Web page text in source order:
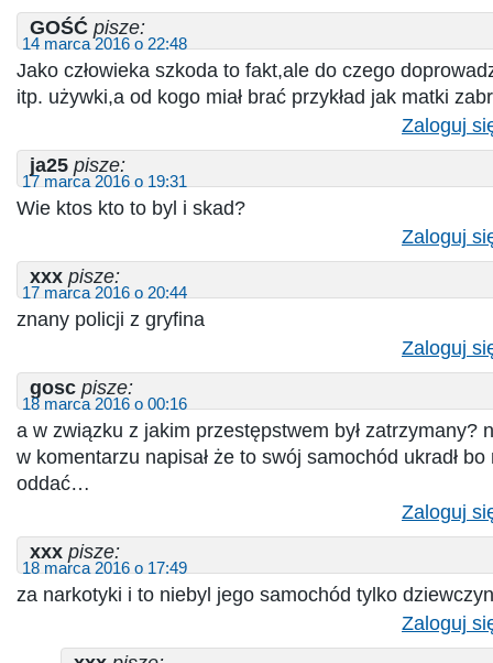
GOŚĆ pisze:
14 marca 2016 o 22:48
Jako człowieka szkoda to fakt,ale do czego
itp. używki,a od kogo miał brać przykład jak matki
Zaloguj
ja25 pisze:
17 marca 2016 o 19:31
Wie ktos kto to byl i skad?
Zaloguj
xxx pisze:
17 marca 2016 o 20:44
znany policji z gryfina
Zaloguj
gosc pisze:
18 marca 2016 o 00:16
a w związku z jakim przestępstwem był zatrzymany?
w komentarzu napisał że to swój samochód ukradł
oddać…
Zaloguj
xxx pisze:
18 marca 2016 o 17:49
za narkotyki i to niebyl jego samochód tylko
Zaloguj